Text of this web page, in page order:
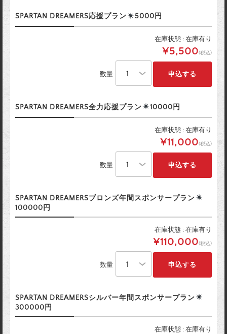
SPARTAN DREAMERS応援プラン 5000円
在庫状態 : 在庫有り
¥5,500(税込)
数量
SPARTAN DREAMERS全力応援プラン 10000円
在庫状態 : 在庫有り
¥11,000(税込)
数量
SPARTAN DREAMERSブロンズ年間スポンサープラン
100000円
在庫状態 : 在庫有り
¥110,000(税込)
数量
SPARTAN DREAMERSシルバー年間スポンサープラン
300000円
在庫状態 : 在庫有り